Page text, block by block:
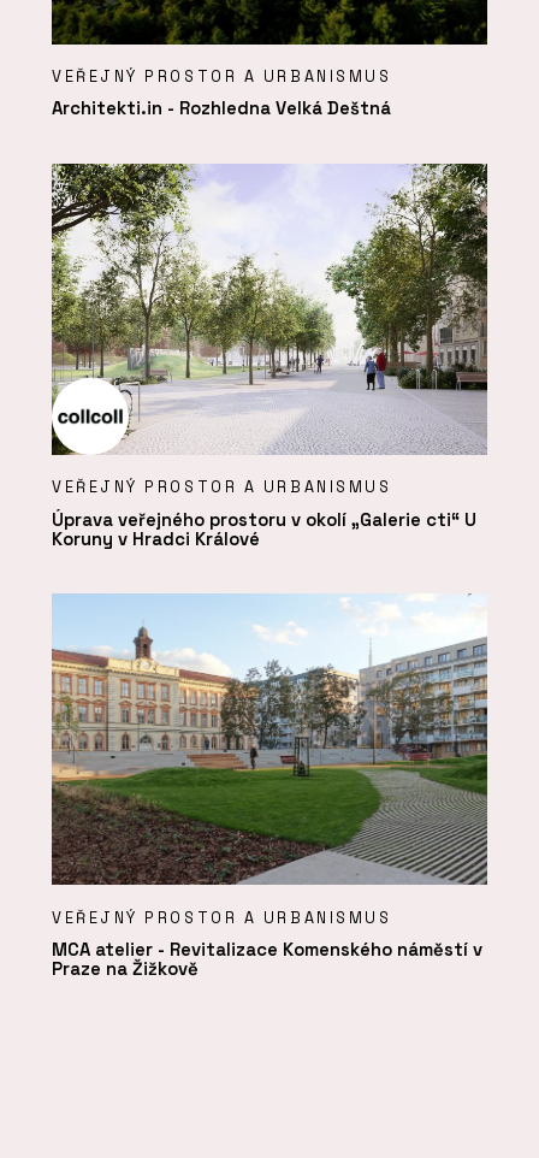
VEŘEJNÝ PROSTOR A URBANISMUS
Architekti.in - Rozhledna Velká Deštná
VEŘEJNÝ PROSTOR A URBANISMUS
Úprava veřejného prostoru v okolí „Galerie cti“ U
Koruny v Hradci Králové
VEŘEJNÝ PROSTOR A URBANISMUS
MCA atelier - Revitalizace Komenského náměstí v
Praze na Žižkově